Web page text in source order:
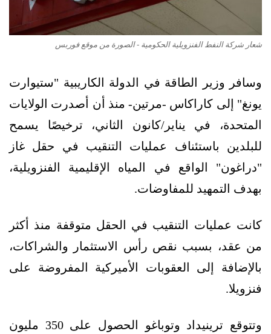
شعار شركة النفط الفنزويلية الحكومية - الصورة من موقع فوربس
وسافر وزير الطاقة في الدولة الكاريبية "ستيوارت
يونغ" إلى كاراكاس -مرتين- منذ أن أصدرت الولايات
المتحدة، في يناير/كانون الثاني، ترخيصًا يسمح
للبلدين باستئناف عمليات التنقيب في حقل غاز
"دراغون" الواقع في المياه الإقليمية الفنزويلية،
بهدف التمهيد للمفاوضات.
كانت عمليات التنقيب في الحقل متوقفة منذ أكثر
من عقد، بسبب نقص رأس الاستثمار والشراكات،
بالإضافة إلى العقوبات الأميركية المفروضة على
فنزويلا.
وتتوقع ترينيداد وتوباغو الحصول على 350 مليون